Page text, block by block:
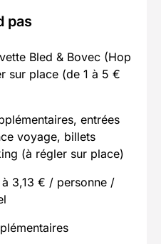
pas
Bled & Bovec (Hop
sur place (de 1 à 5 €
entrées
voyage, billets
(à régler sur place)
3,13 € / personne /